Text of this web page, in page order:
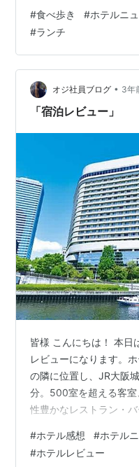
た。ビュッフェは、パ
ルーツに、ぶれぶれで
ィッシュは、3人が選ん
ンカツ？フィッシュ？
と半分ずつお味見。サ
デザートも2回。あ、こ
#食べ歩き #ホテルニ
#ランチ
オジ社員ブログ • 3年
「宿泊レビュー」
皆様 こんにちは！ 本日
レビューになります。
の隣に位置し、JR大阪
分。500室を超える客
性豊かなレストラン・
ーバンリゾート。ゆと
時が流れる15のレスト
#ホテル感想 #ホテル
#ホテルレビュー